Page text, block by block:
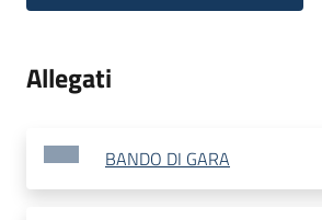
Allegati
BANDO DI GARA